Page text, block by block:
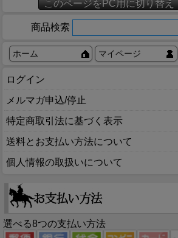
このページをPC用に切り替え
商品検索
ホーム マイページ
ログイン
メルマガ申込/停止
特定商取引法に基づく表示
送料とお支払い方法について
個人情報の取扱いについて
選べる8つの支払い方法